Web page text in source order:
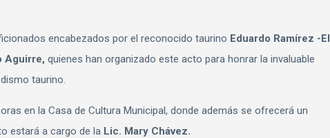
encabezados por el reconocido taurino Eduardo Ramírez -El
Aguirre, quienes han organizado este acto para honrar la invaluable
taurino.
en la Casa de Cultura Municipal, donde además se ofrecerá un
estará a cargo de la Lic. Mary Chávez.